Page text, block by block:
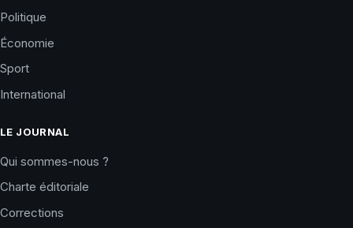
Politique
Économie
Sport
International
LE JOURNAL
Qui sommes-nous ?
Charte éditoriale
Corrections